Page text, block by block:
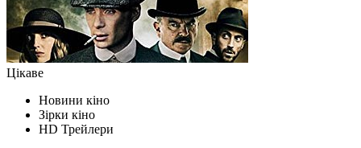
Цікаве
Новини кіно
Зірки кіно
HD Трейлери